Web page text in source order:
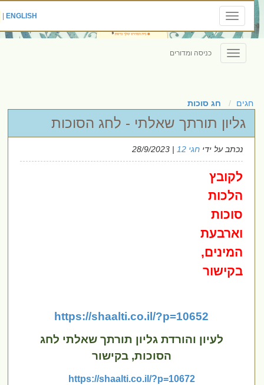
Toggle
navigation
ENGLISH
|
Toggle
navigation
כניסה ומדורים
חגים חג סוכות
גליון תורתך שאלתי - לחג הסוכות
נכתב על ידיחגי 12 | 28/9/2023
לקובץ
הלכות
סוכות
וארבעת
המינים,
בקישור
https://shaalti.co.il/?p=10652
לעיון והורדת גליון תורתך שאלתי לחג
הסוכות, בקישור
https://shaalti.co.il/?p=10672